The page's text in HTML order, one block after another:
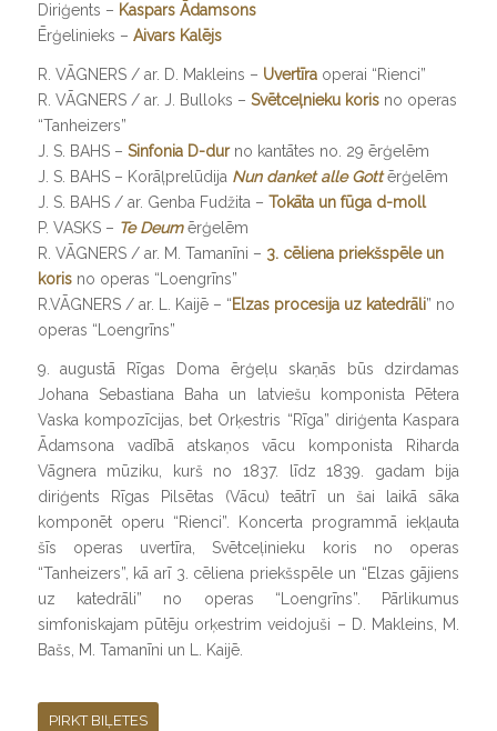
Diriģents – Kaspars Ādamsons
Ērģelinieks – Aivars Kalējs
R. VĀGNERS / ar. D. Makleins – Uvertīraoperai “Rienci”
R. VĀGNERS / ar. J. Bulloks – Svētceļnieku korisno operas
“Tanheizers”
J. S. BAHS – Sinfonia D-durno kantātes no. 29 ērģelēm
J. S. BAHS – Korāļprelūdija Nun danket alle Gottērģelēm
J. S. BAHS / ar. Genba Fudžita – Tokāta un fūga d-moll
P. VASKS – Te Deumērģelēm
R. VĀGNERS / ar. M. Tamanīni – 3. cēliena priekšspēle un
korisno operas “Loengrīns”
R.VĀGNERS / ar. L. Kaijē – “Elzas procesija uz katedrāli” no
operas “Loengrīns”
9. augustā Rīgas Doma ērģeļu skaņās būs dzirdamas
Johana Sebastiana Baha un latviešu komponista Pētera
Vaska kompozīcijas, bet Orķestris “Rīga” diriģenta Kaspara
Ādamsona vadībā atskaņos vācu komponista Riharda
Vāgnera mūziku, kurš no 1837. līdz 1839. gadam bija
diriģents Rīgas Pilsētas (Vācu) teātrī un šai laikā sāka
komponēt operu “Rienci”. Koncerta programmā iekļauta
šīs operas uvertīra, Svētceļinieku koris no operas
“Tanheizers”, kā arī 3. cēliena priekšspēle un “Elzas gājiens
uz katedrāli” no operas “Loengrīns”. Pārlikumus
simfoniskajam pūtēju orķestrim veidojuši – D. Makleins, M.
Bašs, M. Tamanīni un L. Kaijē.
PIRKT BIĻETES